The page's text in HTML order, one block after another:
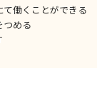
て働くことができる
つめる